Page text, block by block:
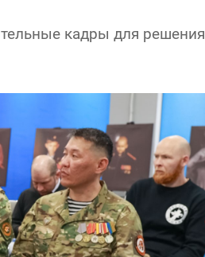
кадры для решения